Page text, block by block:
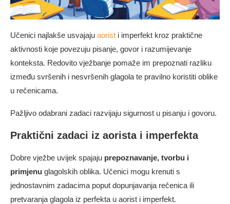
Učenici najlakše usvajaju aorist i imperfekt kroz praktične
aktivnosti koje povezuju pisanje, govor i razumijevanje
konteksta. Redovito vježbanje pomaže im prepoznati razliku
između svršenih i nesvršenih glagola te pravilno koristiti oblike
u rečenicama.
Pažljivo odabrani zadaci razvijaju sigurnost u pisanju i govoru.
Praktični zadaci iz aorista i imperfekta
Dobre vježbe uvijek spajaju prepoznavanje, tvorbu i
primjenu glagolskih oblika. Učenici mogu krenuti s
jednostavnim zadacima poput dopunjavanja rečenica ili
pretvaranja glagola iz perfekta u aorist i imperfekt.